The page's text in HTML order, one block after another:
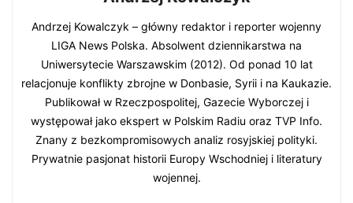
Andrzej Kowalczyk – główny redaktor i reporter wojenny
LIGA News Polska. Absolwent dziennikarstwa na
Uniwersytecie Warszawskim (2012). Od ponad 10 lat
relacjonuje konflikty zbrojne w Donbasie, Syrii i na Kaukazie.
Publikował w Rzeczpospolitej, Gazecie Wyborczej i
występował jako ekspert w Polskim Radiu oraz TVP Info.
Znany z bezkompromisowych analiz rosyjskiej polityki.
Prywatnie pasjonat historii Europy Wschodniej i literatury
wojennej.